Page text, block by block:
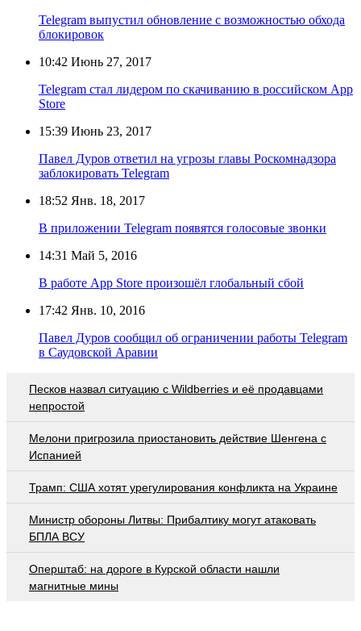
Telegram выпустил обновление с возможностью обхода
блокировок
10:42 Июнь 27, 2017
Telegram стал лидером по скачиванию в российском App
Store
15:39 Июнь 23, 2017
Павел Дуров ответил на угрозы главы Роскомнадзора
заблокировать Telegram
18:52 Янв. 18, 2017
В приложении Telegram появятся голосовые звонки
14:31 Май 5, 2016
В работе App Store произошёл глобальный сбой
17:42 Янв. 10, 2016
Павел Дуров сообщил об ограничении работы Telegram
в Саудовской Аравии
Песков назвал ситуацию с Wildberries и её продавцами
непростой
Мелони пригрозила приостановить действие Шенгена с
Испанией
Трамп: США хотят урегулирования конфликта на Украине
Министр обороны Литвы: Прибалтику могут атаковать
БПЛА ВСУ
Оперштаб: на дороге в Курской области нашли
магнитные мины